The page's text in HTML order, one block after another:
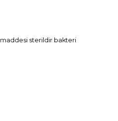
sterildir bakteri